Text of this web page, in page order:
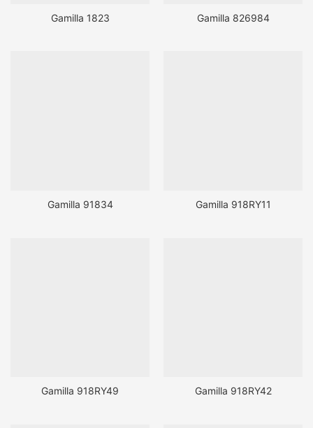
Gamilla 1823 Gamilla 826984
Gamilla 91834 Gamilla 918RY11
Gamilla 918RY49 Gamilla 918RY42